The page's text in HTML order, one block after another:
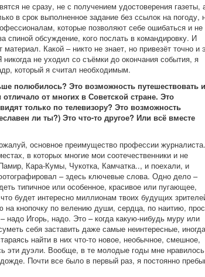
не сразу, не с получением удостоверения газеты,
в срок выполненное задание без ссылок на погоду,
которые позволяют себе ошибаться и не
обсуждение, кого послать в командировку. И
Какой – никто не знает, но привезёт точно и
не уходил со съёмки до окончания события, я
который я считал необходимым.
полюбилось? Это возможность путешествовать и
от многих в Советской стране. Это
только по телевизору? Это возможность
ли ты?) Это что-то другое? Или всё вместе
основное преимущество профессии
в которых многие мои соотечественники и не
Кара-Кумы, Чукотка, Камчатка.., и поехали, и
– здесь ключевые слова. Одно дело –
типичное или особенное, красивое или пугающее,
будет интересно миллионам твоих будущих
кнопочку по велению души, сердца, по наитию,
надо Игорь, надо. Это – когда какую-нибудь муру или
себя заставить даже самые неинтересные, иногда
найти в них что-то новое, необычное, смешное,
эти дуэли. Вообще, в те молодые годы мне нравилось
Почти все было в первый раз, я постоянно